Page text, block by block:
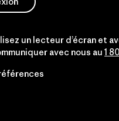
un lecteur d’écran et
avec nous au 1